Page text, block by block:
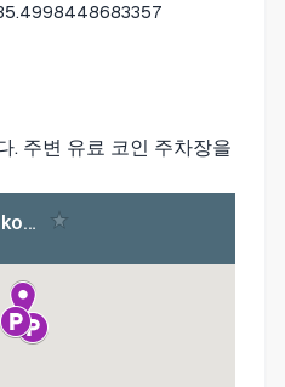
. 주변 유료 코인 주차장을